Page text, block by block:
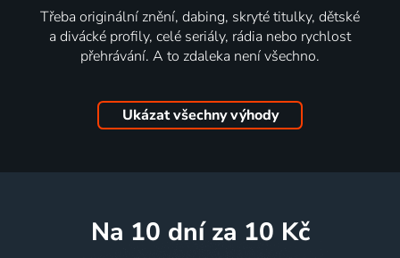
Třeba originální znění, dabing, skryté titulky, dětské
a divácké profily, celé seriály, rádia nebo rychlost
přehrávání. A to zdaleka není všechno.
Ukázat všechny výhody
na 10 dní za 10 Kč